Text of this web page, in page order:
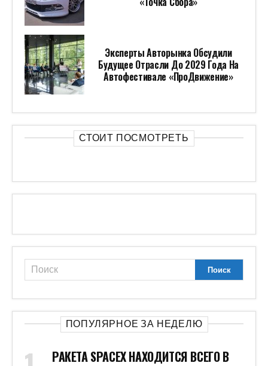
Эксперты Авторынка Обсудили
Будущее Отрасли До 2029 Года На
Автофестивале «ПроДвижение»
СТОИТ ПОСМОТРЕТЬ
ПОПУЛЯРНОЕ ЗА НЕДЕЛЮ
РАКЕТА SPACEX НАХОДИТСЯ ВСЕГО В